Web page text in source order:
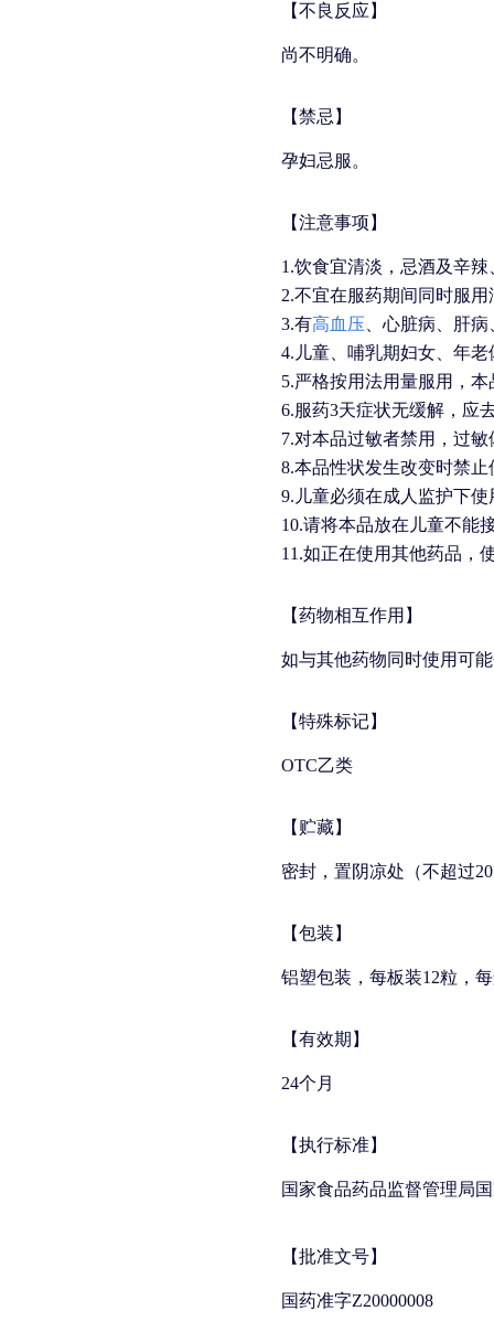
【不良反应】
尚不明确。
【禁忌】
孕妇忌服。
【注意事项】
1.饮食宜清淡，忌酒及辛
2.不宜在服药期间同时服
3.有高血压 、心脏病、肝病
4.儿童、哺乳期妇女、年
5.严格按用法用量服用，
6.服药3天症状无缓解，应
7.对本品过敏者禁用，过
8.本品性状发生改变时禁止
9.儿童必须在成人监护下使
10.请将本品放在儿童不能
11.如正在使用其他药品，
【药物相互作用】
如与其他药物同时使用可
【特殊标记】
OTC乙类
【贮藏】
密封，置阴凉处（不超过
【包装】
铝塑包装，每板装12粒，
【有效期】
24个月
【执行标准】
国家食品药品监督管理局
【批准文号】
国药准字Z20000008